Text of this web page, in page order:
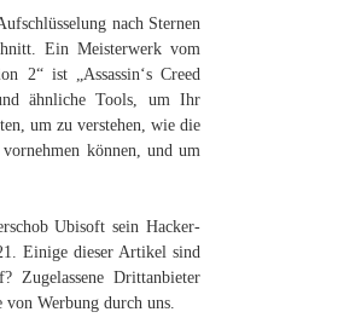
nach Sternen
Ein Meisterwerk vom
2“ ist „Assassin‘s Creed
ähnliche Tools, um Ihr
um zu verstehen, wie die
können, und um
Ubisoft sein Hacker-
Einige dieser Artikel sind
Zugelassene Drittanbieter
Werbung durch uns.